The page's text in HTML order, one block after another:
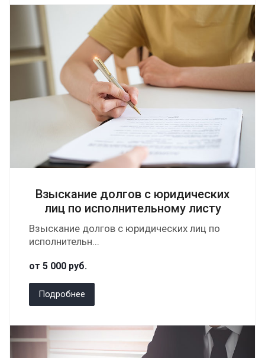
Взыскание долгов с юридических
лиц по исполнительному листу
Взыскание долгов с юридических лиц по
исполнительн...
от 5 000 руб.
Подробнее